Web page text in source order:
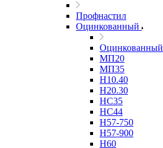
Профнастил
Оцинкованный
Оцинкованный
МП20
МП35
Н10.40
Н20.30
НС35
НС44
Н57-750
Н57-900
Н60